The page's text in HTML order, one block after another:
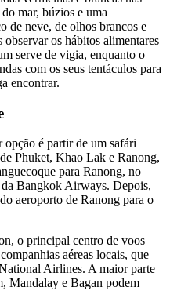
mar, búzios e uma
de neve, de olhos brancos e
os hábitos alimentares
serve de vigia, enquanto o
com os seus tentáculos para
encontrar.
opção é partir de um safári
Phuket, Khao Lak e Ranong,
para Ranong, no
Bangkok Airways. Depois,
aeroporto de Ranong para o
o principal centro de voos
aéreas locais, que
Airlines. A maior parte
Mandalay e Bagan podem